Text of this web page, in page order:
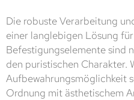
Die robuste Verarbeitung
einer langlebigen Lösung
Befestigungselemente sind
den puristischen Charakter.
Aufbewahrungsmöglichkeit
Ordnung mit ästhetischem